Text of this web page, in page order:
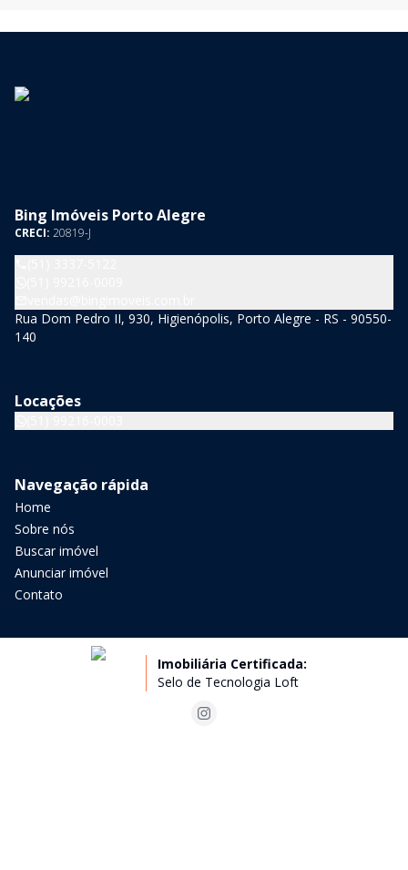
Bing Imóveis Porto Alegre
CRECI: 20819-J
Rua Dom Pedro II, 930, Higienópolis, Porto Alegre - RS - 90550-
140
Locações
Navegação rápida
Home
Sobre nós
Buscar imóvel
Anunciar imóvel
Contato
Imobiliária Certificada:
Selo de Tecnologia Loft